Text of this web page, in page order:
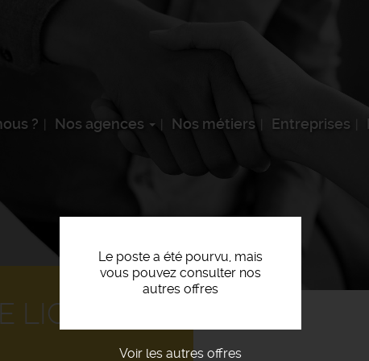
? Nos agences Nos métiers Entreprises
Le poste a été pourvu, mais
vous pouvez consulter nos
autres offres
Voir les autres offres
LIGNE F/H